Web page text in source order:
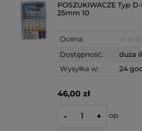
POSZUKIWACZE Typ
25mm 10
Ocena:
Dostępność:
duża
Wysyłka w:
24
46,00 zł
- + op.